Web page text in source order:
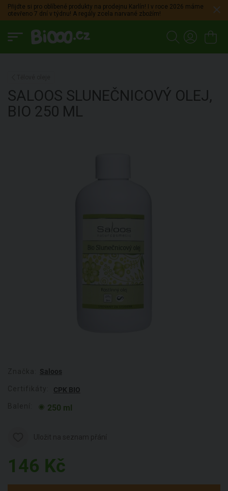
Přijdte si pro oblíbené produkty na prodejnu Karlín! I v roce 2026 máme
otevřeno 7 dní v týdnu! A regály zcela narvané zbožím!
SALOOS SLUNEČNICOVÝ OLEJ,
BIO 250 ML
Saloos
CPK BIO
250 ml
146 Kč